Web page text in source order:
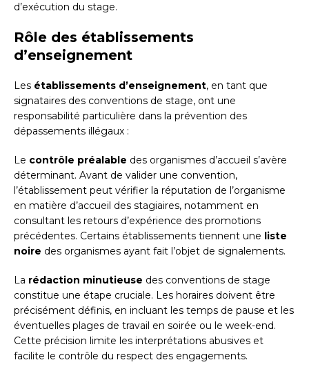
d’exécution du stage.
Rôle des établissements
d’enseignement
Les établissements d’enseignement, en tant que
signataires des conventions de stage, ont une
responsabilité particulière dans la prévention des
dépassements illégaux :
Le contrôle préalable des organismes d’accueil s’avère
déterminant. Avant de valider une convention,
l’établissement peut vérifier la réputation de l’organisme
en matière d’accueil des stagiaires, notamment en
consultant les retours d’expérience des promotions
précédentes. Certains établissements tiennent une liste
noire des organismes ayant fait l’objet de signalements.
La rédaction minutieuse des conventions de stage
constitue une étape cruciale. Les horaires doivent être
précisément définis, en incluant les temps de pause et les
éventuelles plages de travail en soirée ou le week-end.
Cette précision limite les interprétations abusives et
facilite le contrôle du respect des engagements.